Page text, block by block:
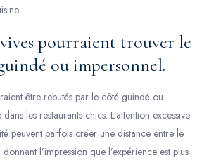
pourraient trouver le
ou impersonnel.
être rebutés par le côté guindé ou
les restaurants chics. L’attention excessive
peuvent parfois créer une distance entre le
l’impression que l’expérience est plus